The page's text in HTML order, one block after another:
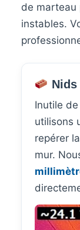
de marteau
instables.
Nids
Inutile
utilisons
repérer
mur.